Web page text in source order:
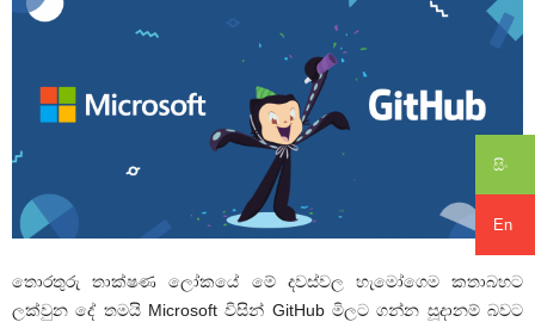
සිං
En
තොරතුරු තාක්ෂණ ලෝකයේ මේ දවස්වල හැමෝගෙම කතාබහට
ලක්වුන දේ තමයි Microsoft විසින් GitHub මිලට ගන්න සූදානම් බවට